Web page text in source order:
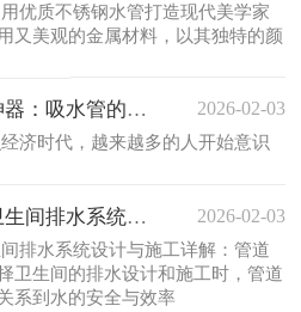
优质不锈钢水管打造现代美学家
又美观的金属材料，以其独特的颜
千亿球盟会乐玩：吸水神器：吸水管的多功能 2026-02-03
济时代，越来越多的人开始意识
球盟会体验金球奖吗：卫生间排水系统设计与 2026-02-03
排水系统设计与施工详解：管道
卫生间的排水设计和施工时，管道
系到水的安全与效率